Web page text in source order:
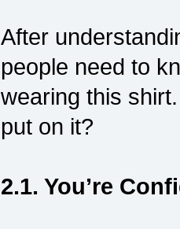
After
people need to
wearing this
put on it?
2.1. You’re